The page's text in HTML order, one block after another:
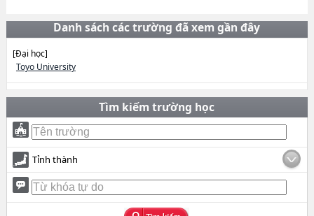
Danh sách các trường đã xem gần đây
[Đại học]
Toyo University
Tìm kiếm trường học
Tỉnh thành